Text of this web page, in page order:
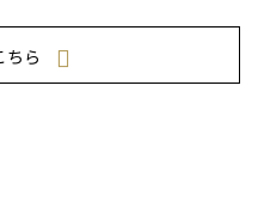
ちら